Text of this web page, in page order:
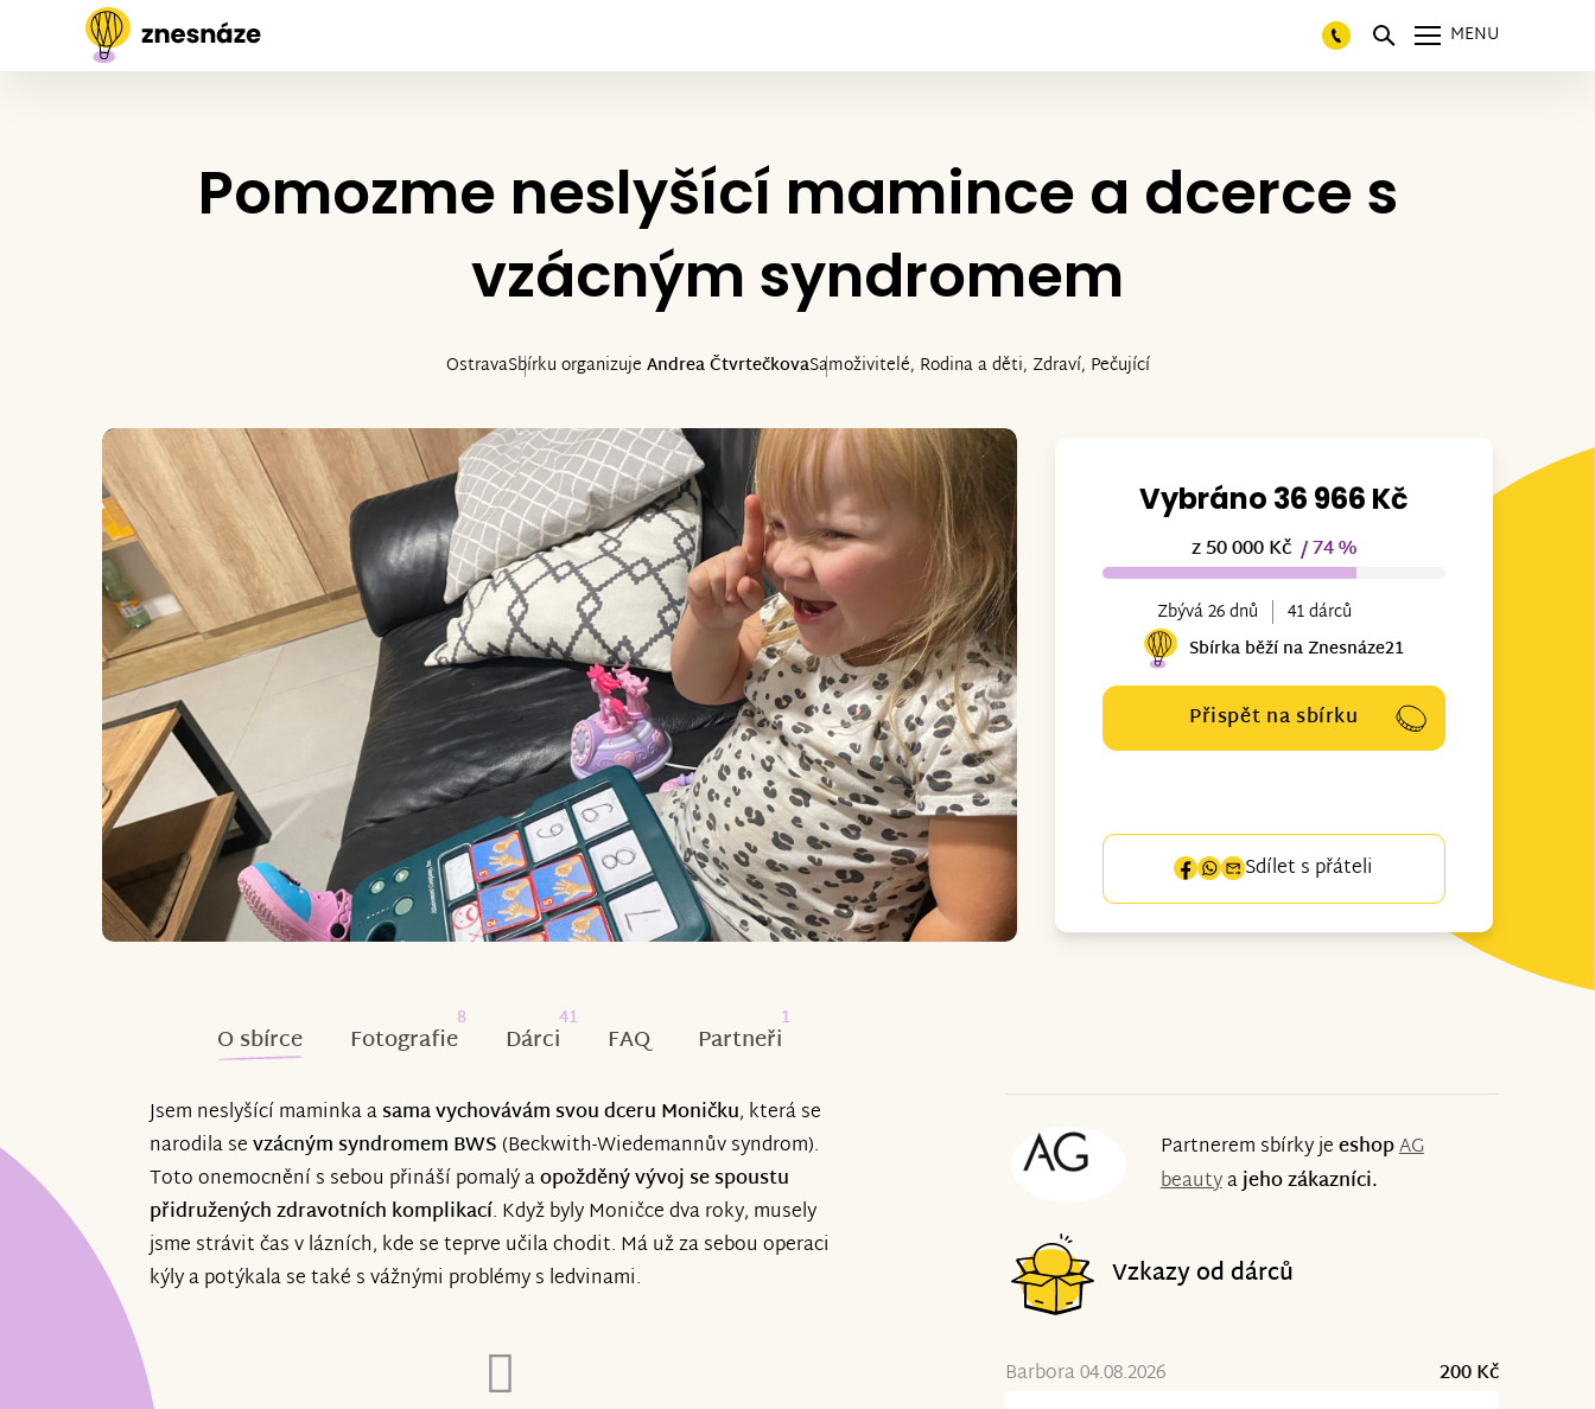
MENU
Pomozme neslyšící mamince a dcerce s
vzácným syndromem
OstravaSbírku organizuje Andrea ČtvrtečkovaSamoživitelé, Rodina a děti, Zdraví, Pečující
Vybráno 36 966 Kč
z 50 000 Kč / 74 %
Zbývá 26 dnů
41 dárců
Sbírka běží na Znesnáze21
Přispět na sbírku
Sdílet s přáteli
O sbírce Fotografie
8
Dárci
41
FAQ Partneři
1
Jsem neslyšící maminka asama vychovávám svou dceru Moničku, která se
narodila sevzácným syndromem BWS (Beckwith-Wiedemannův syndrom).
Toto onemocnění s sebou přináší pomalý aopožděný vývoj se spoustu
přidružených zdravotních komplikací. Když byly Moničce dva roky, musely
jsme strávit čas v lázních, kde se teprve učila chodit. Má už za sebou operaci
kýly a potýkala se také s vážnými problémy s ledvinami.
Partnerem sbírky jeeshopAG
beautyajeho zákazníci.
Vzkazy od dárců
Barbora 04.08.2026
200 Kč